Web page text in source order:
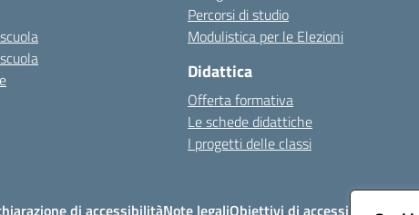
Percorsi di studio
Modulistica per le Elezioni
Didattica
Offerta formativa
Le schede didattiche
I progetti delle classi
di accessibilitàNote legaliObiettivi di accessibilità